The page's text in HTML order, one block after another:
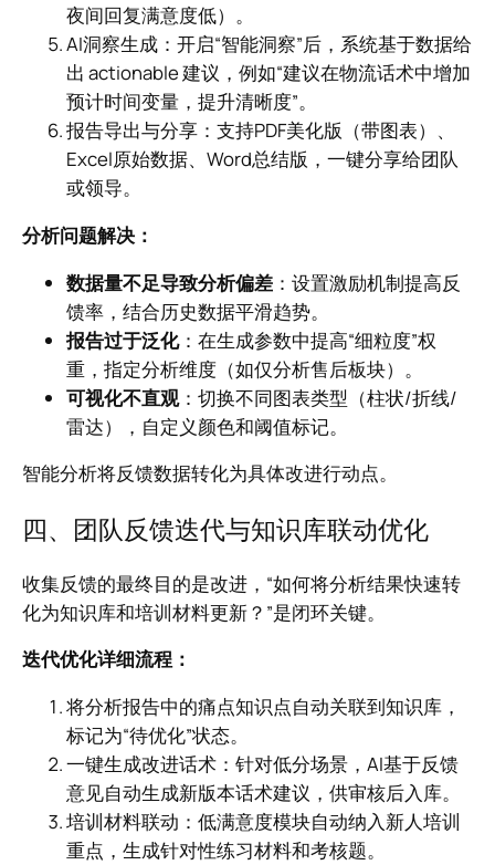
夜间回复满意度低）。
AI洞察生成：开启“智能洞察”后，系统基于数据给
出 actionable 建议，例如“建议在物流话术中增加
预计时间变量，提升清晰度”。
报告导出与分享：支持PDF美化版（带图表）、
Excel原始数据、Word总结版，一键分享给团队
或领导。
分析问题解决：
数据量不足导致分析偏差 ：设置激励机制提高反
馈率，结合历史数据平滑趋势。
报告过于泛化：在生成参数中提高“细粒度”权
重，指定分析维度（如仅分析售后板块）。
可视化不直观：切换不同图表类型（柱状/折线/
雷达），自定义颜色和阈值标记。
智能分析将反馈数据转化为具体改进行动点。
四、团队反馈迭代与知识库联动优化
收集反馈的最终目的是改进，“如何将分析结果快速转
化为知识库和培训材料更新？”是闭环关键。
迭代优化详细流程：
将分析报告中的痛点知识点自动关联到知识库，
标记为“待优化”状态。
一键生成改进话术：针对低分场景，AI基于反馈
意见自动生成新版本话术建议，供审核后入库。
培训材料联动：低满意度模块自动纳入新人培训
重点，生成针对性练习材料和考核题。